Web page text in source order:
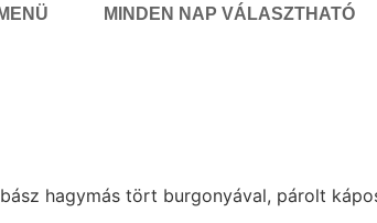
MINDEN NAP VÁLASZTHATÓ
hagymás tört burgonyával, párolt